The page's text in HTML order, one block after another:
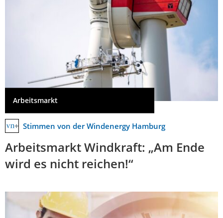
Arbeitsmarkt
Stimmen von der Windenergy Hamburg
Arbeitsmarkt Windkraft: „Am Ende
wird es nicht reichen!“